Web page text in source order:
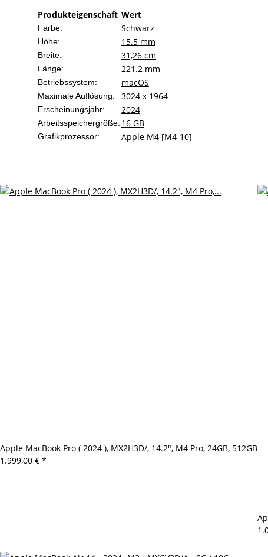
Produkteigenschaft Wert
Farbe: Schwarz
Höhe: 15.5 mm
Breite: 31,26 cm
Länge: 221.2 mm
Betriebssystem: macOS
Maximale Auflösung: 3024 x 1964
Erscheinungsjahr: 2024
Arbeitsspeichergröße: 16 GB
Grafikprozessor: Apple M4 [M4-10]
Apple MacBook Pro ( 2024 ), MX2H3D/, 14.2", M4 Pro, 24GB, 512GB
1.999,00 € *